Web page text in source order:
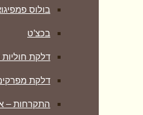
בולוס
בכצ’ט
דלקת
דלקת
התקרחות –